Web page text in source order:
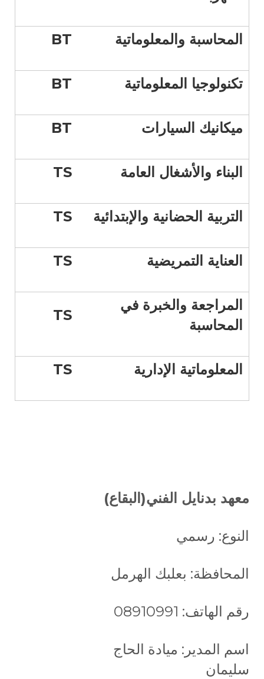
BT المحاسبة والمعلوماتية
BT تكنولوجيا المعلوماتية
BT ميكانيك السيارات
TS البناء والأشغال العامة
TS التربية الحضانية والإبتدائية
TS العناية التمريضية
TS
المراجعة والخبرة في
المحاسبة
TS المعلوماتية الإدارية
معهد بدنايل الفني(البقاع)
النوع: رسمي
المحافظة: بعلبك الهرمل
رقم الهاتف: 08910991
اسم المدير: ميادة الحاج
سليمان